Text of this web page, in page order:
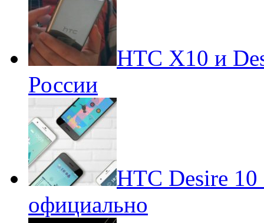
HTC X10 и
России
HTC Desire
официально